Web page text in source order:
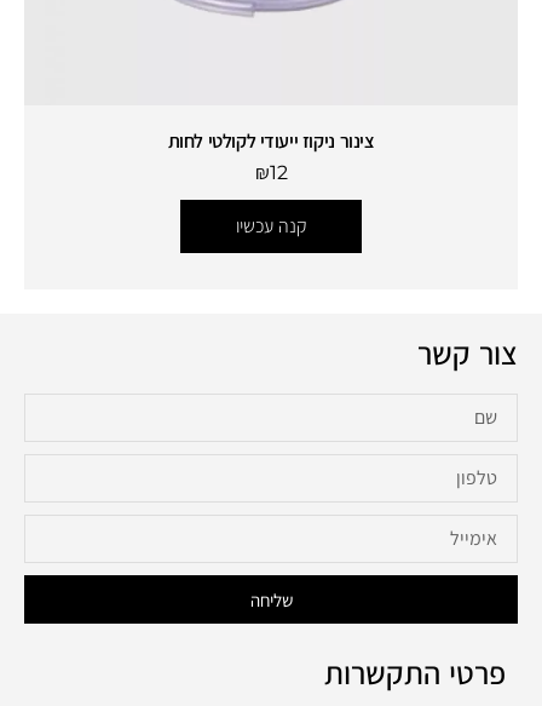
צינור ניקוז ייעודי לקולטי לחות
₪12
קנה עכשיו
צור קשר
שליחה
פרטי התקשרות